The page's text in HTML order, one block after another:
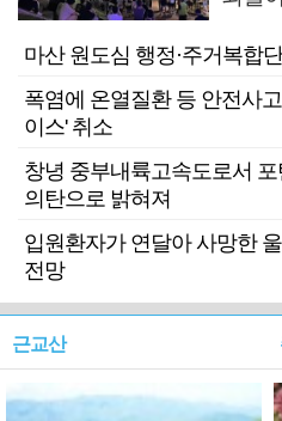
마산 원도심 행정·주거복합
폭염에 온열질환 등 안전사
이스' 취소
창녕 중부내륙고속도로서
의탄으로 밝혀져
입원환자가 연달아 사망한
전망
근교산